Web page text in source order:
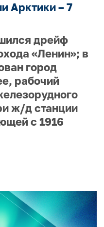
Арктики – 7
дрейф
«Ленин»; в
город
рабочий
ж/д станции
с 1916